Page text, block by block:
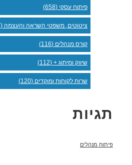
פיתוח עסקי (658)
ציטוטים, משפטי השראה והעצמה (17)
קורס מנהלים (116)
שיווק ומיתוג + (112)
שרות לקוחות ומוקדים (120)
תגיות
פיתוח מנהלים